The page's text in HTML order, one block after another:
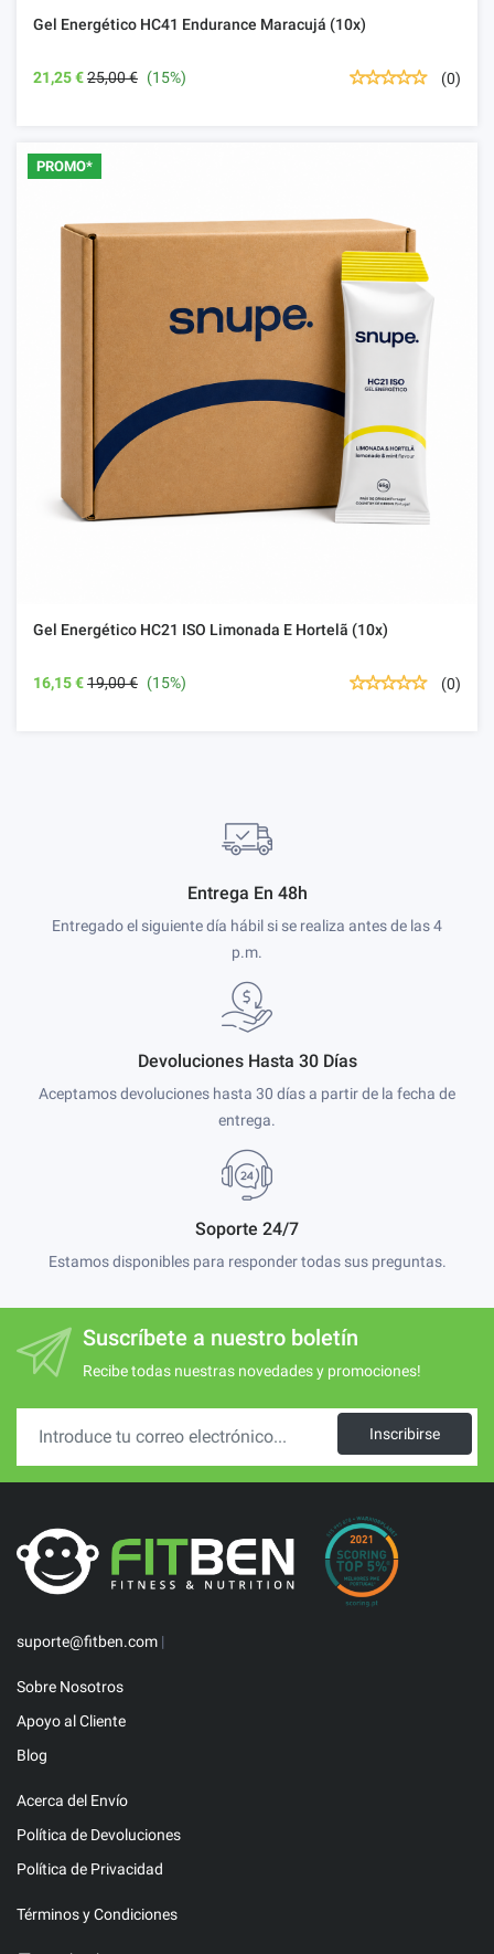
Gel Energético HC41 Endurance Maracujá (10x)
21,25 €25,00 € (15%) (0)
PROMO*
Gel Energético HC21 ISO Limonada E Hortelã (10x)
16,15 €19,00 € (15%) (0)
Entrega En 48h
Entregado el siguiente día hábil si se realiza antes de las 4
p.m.
Devoluciones Hasta 30 Días
Aceptamos devoluciones hasta 30 días a partir de la fecha de
entrega.
Soporte 24/7
Estamos disponibles para responder todas sus preguntas.
Suscríbete a nuestro boletín
Recibe todas nuestras novedades y promociones!
Inscribirse
suporte@fitben.com |
Sobre Nosotros
Apoyo al Cliente
Blog
Acerca del Envío
Política de Devoluciones
Política de Privacidad
Términos y Condiciones